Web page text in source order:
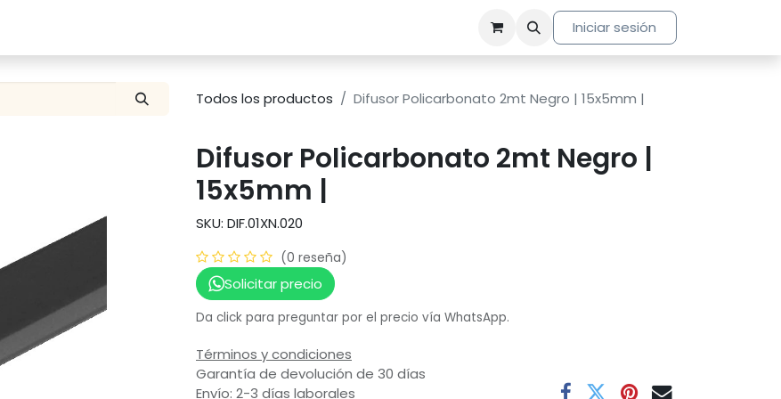
Iniciar sesión
Todos los productos Difusor Policarbonato 2mt Negro | 15x5mm |
Difusor Policarbonato 2mt Negro |
15x5mm |
SKU: DIF.01XN.020
(0 reseña)
Solicitar precio
Da click para preguntar por el precio vía WhatsApp.
Términos y condiciones
Garantía de devolución de 30 días
Envío: 2-3 días laborales